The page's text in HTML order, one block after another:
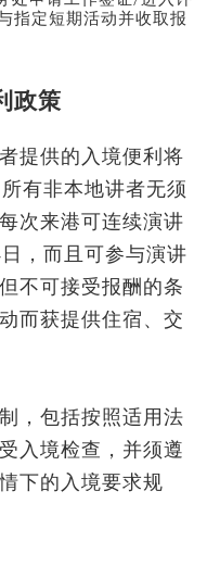
指定短期活动并收取报
政策
提供的入境便利将
有非本地讲者无须
次来港可连续演讲
，而且可参与演讲
不可接受报酬的条
而获提供住宿、交
，包括按照适用法
入境检查，并须遵
下的入境要求规